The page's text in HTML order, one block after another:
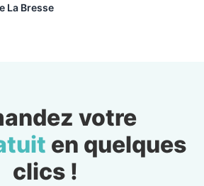
La Bresse
votre
en quelques
clics !